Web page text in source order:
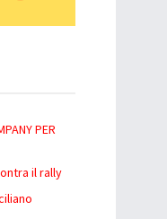
PER
il rally